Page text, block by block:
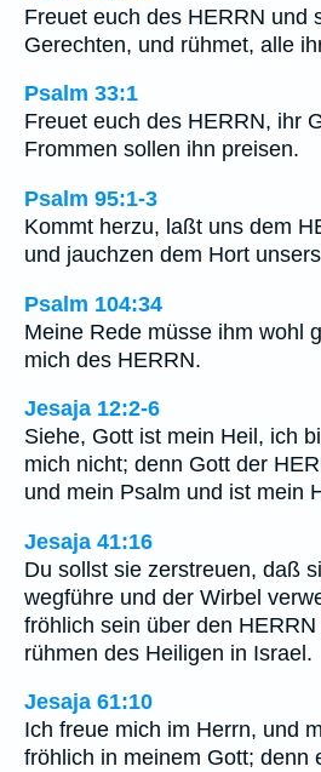
Freuet euch des HERRN und
Gerechten, und rühmet, alle
Psalm 33:1
Freuet euch des HERRN, ihr
Frommen sollen ihn preisen.
Psalm 95:1-3
Kommt herzu, laßt uns dem
und jauchzen dem Hort
Psalm 104:34
Meine Rede müsse ihm wohl
mich des HERRN.
Jesaja 12:2-6
Siehe, Gott ist mein Heil, ich
mich nicht; denn Gott der
und mein Psalm und ist mein
Jesaja 41:16
Du sollst sie zerstreuen, daß
wegführe und der Wirbel
fröhlich sein über den
rühmen des Heiligen in Israel.
Jesaja 61:10
Ich freue mich im Herrn, und
fröhlich in meinem Gott; denn